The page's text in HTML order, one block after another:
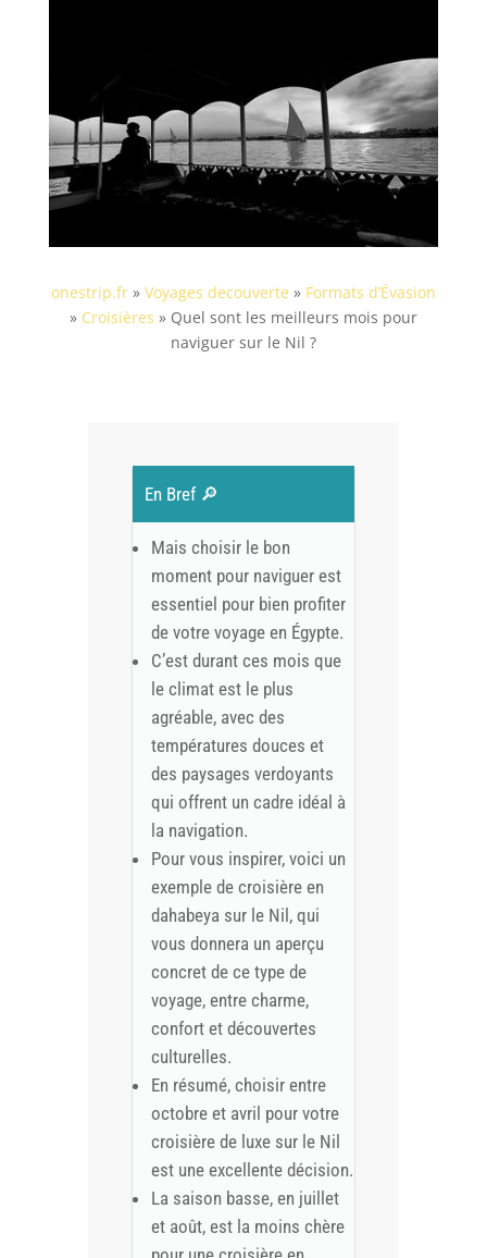
onestrip.fr» Voyages decouverte » Formats d’Évasion
» Croisières » Quel sont les meilleurs mois pour
naviguer sur le Nil ?
En Bref 🔎
Mais choisir le bon
moment pour naviguer est
essentiel pour bien profiter
de votre voyage en Égypte.
C’est durant ces mois que
le climat est le plus
agréable, avec des
températures douces et
des paysages verdoyants
qui offrent un cadre idéal à
la navigation.
Pour vous inspirer, voici un
exemple de croisière en
dahabeya sur le Nil, qui
vous donnera un aperçu
concret de ce type de
voyage, entre charme,
confort et découvertes
culturelles.
En résumé, choisir entre
octobre et avril pour votre
croisière de luxe sur le Nil
est une excellente décision.
La saison basse, en juillet
et août, est la moins chère